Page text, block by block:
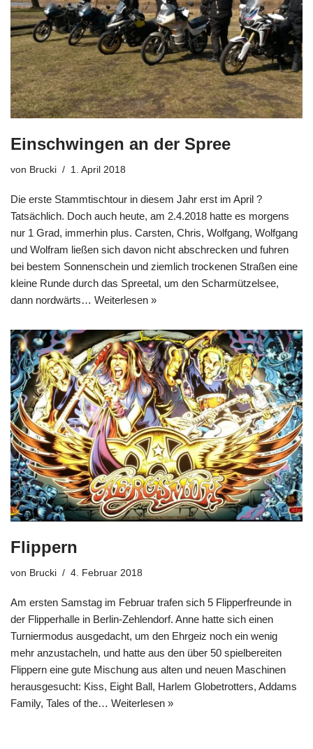
Einschwingen an der Spree
von Brucki 1. April 2018
Die erste Stammtischtour in diesem Jahr erst im April ?
Tatsächlich. Doch auch heute, am 2.4.2018 hatte es morgens
nur 1 Grad, immerhin plus. Carsten, Chris, Wolfgang, Wolfgang
und Wolfram ließen sich davon nicht abschrecken und fuhren
bei bestem Sonnenschein und ziemlich trockenen Straßen eine
kleine Runde durch das Spreetal, um den Scharmützelsee,
dann nordwärts… Weiterlesen »
Flippern
von Brucki 4. Februar 2018
Am ersten Samstag im Februar trafen sich 5 Flipperfreunde in
der Flipperhalle in Berlin-Zehlendorf. Anne hatte sich einen
Turniermodus ausgedacht, um den Ehrgeiz noch ein wenig
mehr anzustacheln, und hatte aus den über 50 spielbereiten
Flippern eine gute Mischung aus alten und neuen Maschinen
herausgesucht: Kiss, Eight Ball, Harlem Globetrotters, Addams
Family, Tales of the… Weiterlesen »